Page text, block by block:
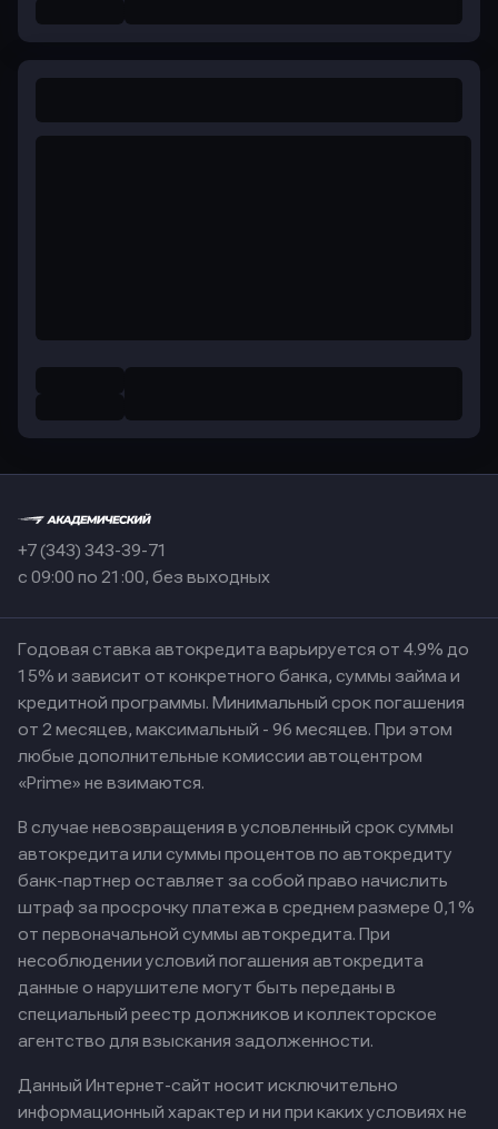
+7 (343) 343-39-71
с 09:00 по 21:00, без выходных
Годовая ставка автокредита варьируется от 4.9% до
15% и зависит от конкретного банка, суммы займа и
кредитной программы. Минимальный срок погашения
от 2 месяцев, максимальный - 96 месяцев. При этом
любые дополнительные комиссии автоцентром
«Prime» не взимаются.
В случае невозвращения в условленный срок суммы
автокредита или суммы процентов по автокредиту
банк-партнер оставляет за собой право начислить
штраф за просрочку платежа в среднем размере 0,1%
от первоначальной суммы автокредита. При
несоблюдении условий погашения автокредита
данные о нарушителе могут быть переданы в
специальный реестр должников и коллекторское
агентство для взыскания задолженности.
Данный Интернет-сайт носит исключительно
информационный характер и ни при каких условиях не